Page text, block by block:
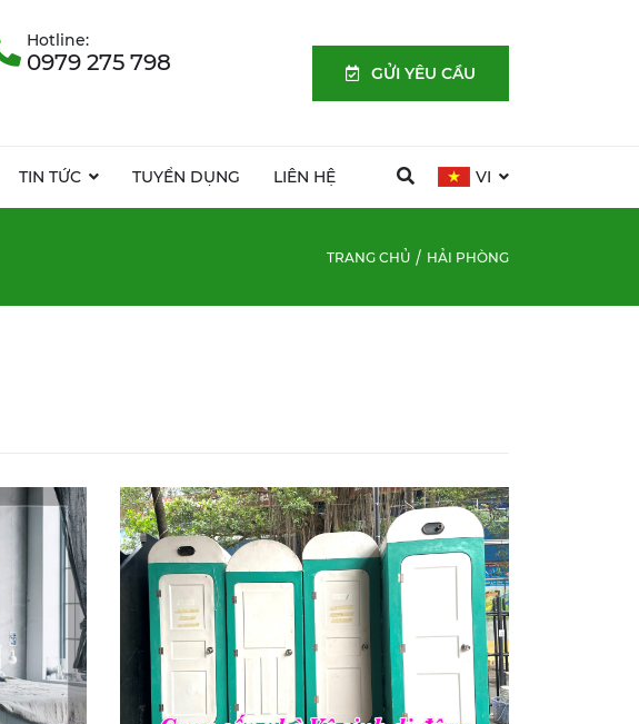
TIN TỨC TUYỂN DỤNG LIÊN HỆ VI
Hotline:
0979 275 798 GỬI YÊU CẦU
TRANG CHỦ HẢI PHÒNG